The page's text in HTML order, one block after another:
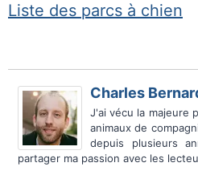
Liste des parcs à chien
Charles
J'ai vécu la majeure
animaux de
depuis plusieurs
partager ma passion avec les